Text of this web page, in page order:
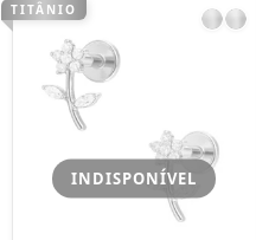
INDISPONÍVEL
TITÂNIO